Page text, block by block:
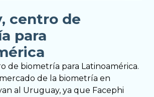
centro de
para
de biometría para Latinoamérica.
de la biometría en
al Uruguay, ya que Facephi